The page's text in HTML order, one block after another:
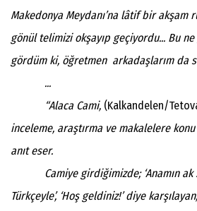
Makedonya Meydanı’na lâtif bir akşam
gönül telimizi okşayıp geçiyordu... Bu
gördüm ki, öğretmen arkadaşlarım da
...
“Alaca Cami, (Kalkandelen/
inceleme, araştırma ve makalelere
anıt eser.
Camiye girdiğimizde; ‘Anamın ak
Türkçeyle’, ‘Hoş geldiniz!’ diye